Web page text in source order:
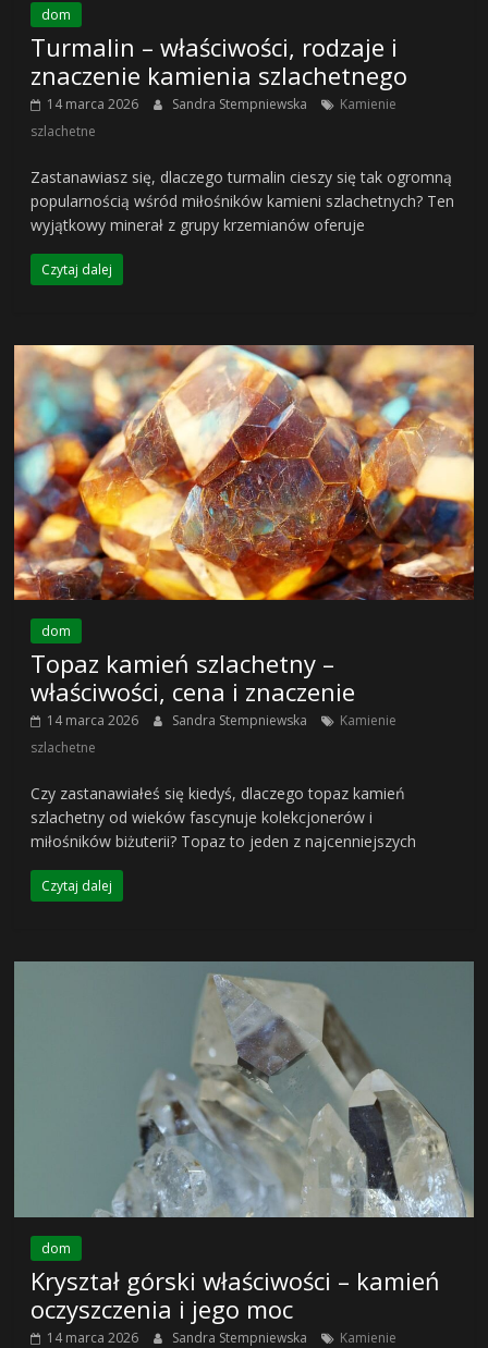
dom
Turmalin – właściwości, rodzaje i
znaczenie kamienia szlachetnego
14 marca 2026 Sandra Stempniewska
Kamienie
szlachetne
Zastanawiasz się, dlaczego turmalin cieszy się tak ogromną
popularnością wśród miłośników kamieni szlachetnych? Ten
wyjątkowy minerał z grupy krzemianów oferuje
Czytaj dalej
dom
Topaz kamień szlachetny –
właściwości, cena i znaczenie
14 marca 2026 Sandra Stempniewska
Kamienie
szlachetne
Czy zastanawiałeś się kiedyś, dlaczego topaz kamień
szlachetny od wieków fascynuje kolekcjonerów i
miłośników biżuterii? Topaz to jeden z najcenniejszych
Czytaj dalej
dom
Kryształ górski właściwości – kamień
oczyszczenia i jego moc
14 marca 2026 Sandra Stempniewska
Kamienie